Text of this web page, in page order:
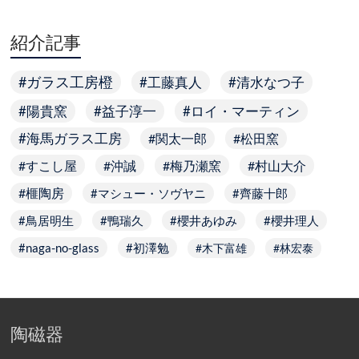
紹介記事
ガラス工房橙 工藤真人
清水なつ子
陽貴窯
益子淳一 ロイ・マーティン
海馬ガラス工房 関太一郎
松田窯
すこし屋
沖誠 梅乃瀬窯 村山大介
榧陶房 マシュー・ソヴヤニ
齊藤十郎
鳥居明生
鴨瑞久 櫻井あゆみ
櫻井理人
naga-no-glass
初澤勉 木下富雄 林宏泰
陶磁器